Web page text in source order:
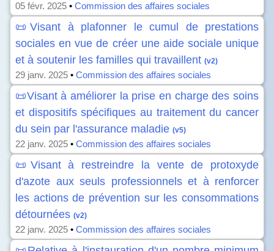
05 févr. 2025 • Commission des affaires sociales
📜Visant à plafonner le cumul de prestations
sociales en vue de créer une aide sociale unique
et à soutenir les familles qui travaillent (v2)
29 janv. 2025 • Commission des affaires sociales
📜Visant à améliorer la prise en charge des soins
et dispositifs spécifiques au traitement du cancer
du sein par l'assurance maladie (v5)
22 janv. 2025 • Commission des affaires sociales
📜Visant à restreindre la vente de protoxyde
d'azote aux seuls professionnels et à renforcer
les actions de prévention sur les consommations
détournées (v2)
22 janv. 2025 • Commission des affaires sociales